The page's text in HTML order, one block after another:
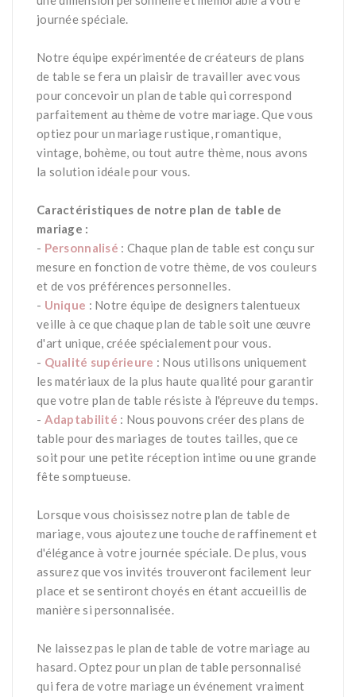
journée spéciale.*
Notre équipe expérimentée de créateurs de plans
de table se fera un plaisir de travailler avec vous
pour concevoir un plan de table qui correspond
parfaitement au thème de votre mariage. Que vous
optiez pour un mariage rustique, romantique,
vintage, bohème, ou tout autre thème, nous avons
la solution idéale pour vous.
Caractéristiques de notre plan de table de
mariage :
- Personnalisé : Chaque plan de table est conçu sur
mesure en fonction de votre thème, de vos couleurs
et de vos préférences personnelles.
- Unique : Notre équipe de designers talentueux
veille à ce que chaque plan de table soit une œuvre
d'art unique, créée spécialement pour vous.
- Qualité supérieure : Nous utilisons uniquement
les matériaux de la plus haute qualité pour garantir
que votre plan de table résiste à l'épreuve du temps.
- Adaptabilité : Nous pouvons créer des plans de
table pour des mariages de toutes tailles, que ce
soit pour une petite réception intime ou une grande
fête somptueuse.
Lorsque vous choisissez notre plan de table de
mariage, vous ajoutez une touche de raffinement et
d'élégance à votre journée spéciale. De plus, vous
assurez que vos invités trouveront facilement leur
place et se sentiront choyés en étant accueillis de
manière si personnalisée.
Ne laissez pas le plan de table de votre mariage au
hasard. Optez pour un plan de table personnalisé
qui fera de votre mariage un événement vraiment